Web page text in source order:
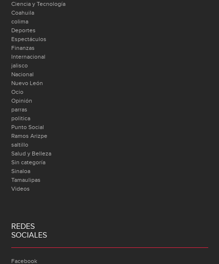
Ciencia y Tecnología
Coahuila
colima
Deportes
Espectáculos
Finanzas
Internacional
jalisco
Nacional
Nuevo León
Ocio
Opinión
parras
politica
Punto Social
Ramos Arizpe
saltillo
Salud y Belleza
Sin categoría
Sinaloa
Tamaulipas
Videos
REDES
SOCIALES
Facebook